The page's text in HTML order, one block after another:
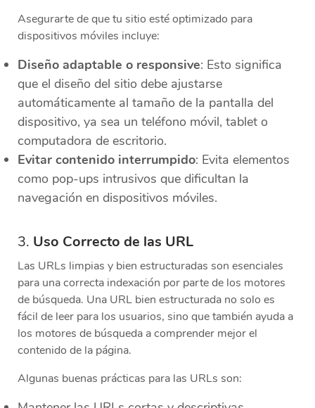
Asegurarte de que tu sitio esté optimizado para
dispositivos móviles incluye:
Diseño adaptable o responsive: Esto significa
que el diseño del sitio debe ajustarse
automáticamente al tamaño de la pantalla del
dispositivo, ya sea un teléfono móvil, tablet o
computadora de escritorio.
Evitar contenido interrumpido: Evita elementos
como pop-ups intrusivos que dificultan la
navegación en dispositivos móviles.
3. Uso Correcto de las URL
Las URLs limpias y bien estructuradas son esenciales
para una correcta indexación por parte de los motores
de búsqueda. Una URL bien estructurada no solo es
fácil de leer para los usuarios, sino que también ayuda a
los motores de búsqueda a comprender mejor el
contenido de la página.
Algunas buenas prácticas para las URLs son: